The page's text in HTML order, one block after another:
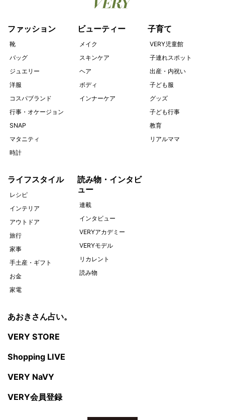
ファッション
靴
バッグ
ジュエリー
洋服
コスパブランド
行事・オケージョン
SNAP
マタニティ
時計
ビューティー
メイク
スキンケア
ヘア
ボディ
インナーケア
子育て
VERY児童館
子連れスポット
出産・内祝い
子ども服
グッズ
子ども行事
教育
リアルママ
ライフスタイル
レシピ
インテリア
アウトドア
旅行
家事
手土産・ギフト
お金
家電
読み物・インタビ
ュー
連載
インタビュー
VERYアカデミー
VERYモデル
リカレント
読み物
あおきさん占い。
VERY STORE
Shopping LIVE
VERY NaVY
VERY会員登録